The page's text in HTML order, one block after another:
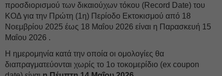
προσδιορισμού των δικαιούχων τόκου (Record Date) του
ΚΟΔ για την Πρώτη (1η) Περίοδο Εκτοκισμού από 18
Νοεμβρίου 2025 έως 18 Μαΐου 2026 είναι η Παρασκευή 15
Μαΐου 2026 .
H ημερομηνία κατά την οποία οι ομολογίες θα
διαπραγματεύονται χωρίς το 1ο τοκομερίδιο (ex coupon